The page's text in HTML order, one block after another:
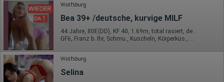
Wolfsburg
Bea 39+ /deutsche, kurvige MILF
GF6, Franz b. Ihr, Schmu., Kuscheln, Körperküs., Mast., FE, VE
Wolfsburg
Selina